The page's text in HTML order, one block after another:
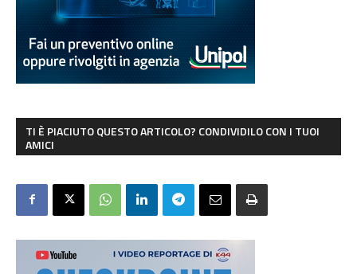
TI È PIACIUTO QUESTO ARTICOLO? CONDIVIDILO CON I TUOI
AMICI